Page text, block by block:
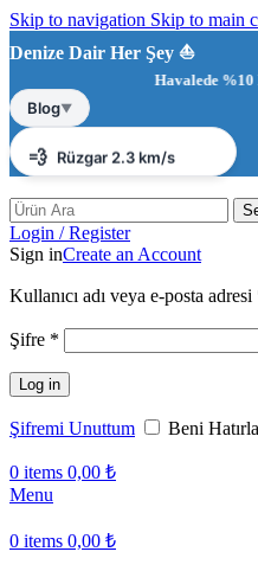
Skip to navigation Skip to main
Denize Dair Her Şey ⛵️
Havalede %10 İndirim •
Blog▼
☀️ Antalya 27°C
💨 Rüzgar 2.3 km/s
💧 Nem %80
Login / Register
Sign inCreate an Account
Kullanıcı adı veya e-posta adresi
Şifre *
Log in
Şifremi Unuttum Beni Hatırla
0 items 0,00 ₺
Menu
0 items 0,00 ₺